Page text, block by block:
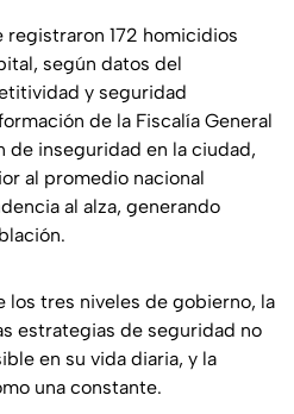
172 homicidios
según datos del
y seguridad
de la Fiscalía General
de inseguridad en la ciudad,
al promedio nacional
al alza, generando
los tres niveles de gobierno, la
estrategias de seguridad no
en su vida diaria, y la
una constante.